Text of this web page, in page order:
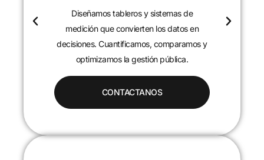
Diseñamos tableros y sistemas de
medición que convierten los datos en
decisiones. Cuantificamos, comparamos y
optimizamos la gestión pública.
CONTACTANOS